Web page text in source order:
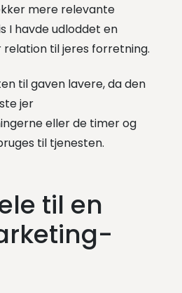
mere relevante
I havde udloddet en
til jeres forretning.
til gaven lavere, da den
jer
eller de timer og
til tjenesten.
til en